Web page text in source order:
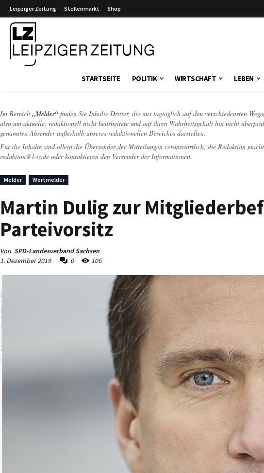
Leipziger Zeitung Stellenmarkt Shop
STARTSEITE POLITIK WIRTSCHAFT LEBEN
Im Bereich „Melder“ finden Sie Inhalte Dritter, die uns tagtäglich auf den verschiedensten
also um aktuelle, redaktionell nicht bearbeitete und auf ihren Wahrheitsgehalt hin nicht
genannten Absender außerhalb unseres redaktionellen Bereiches darstellen.
Für die Inhalte sind allein die Übersender der Mitteilungen verantwortlich, die Redaktion
redaktion@l-iz.de oder kontaktieren den Versender der Informationen.
Melder Wortmelder
Martin Dulig zur
Parteivorsitz
Von SPD-Landesverband Sachsen
1. Dezember 2019
0 106